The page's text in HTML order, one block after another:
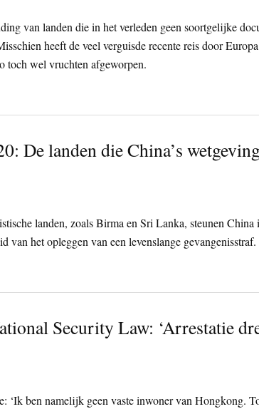
van landen die in het verleden geen soortgelijke
heeft de veel verguisde recente reis door
toch wel vruchten afgeworpen.
De landen die China’s
landen, zoals Birma en Sri Lanka, steunen China
het opleggen van een levenslange gevangenisstraf.
Security Law: ‘Arrestatie
‘Ik ben namelijk geen vaste inwoner van Hongkong.